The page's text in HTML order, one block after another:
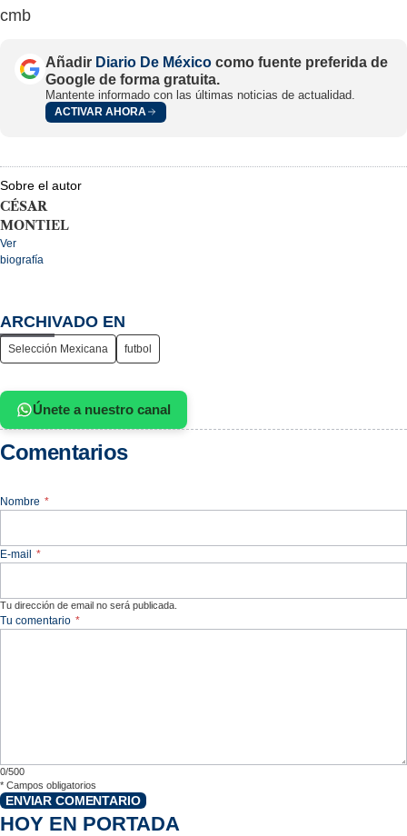
cmb
Añadir Diario De México como fuente preferida de
Google de forma gratuita.
Mantente informado con las últimas noticias de actualidad.
ACTIVAR AHORA
Sobre el autor
CÉSAR
MONTIEL
Ver
biografía
ARCHIVADO EN
Selección Mexicana futbol
Únete a nuestro canal
Comentarios
Nombre *
E-mail *
Tu dirección de email no será publicada.
Tu comentario *
0/500
* Campos obligatorios
ENVIAR COMENTARIO
HOY EN PORTADA